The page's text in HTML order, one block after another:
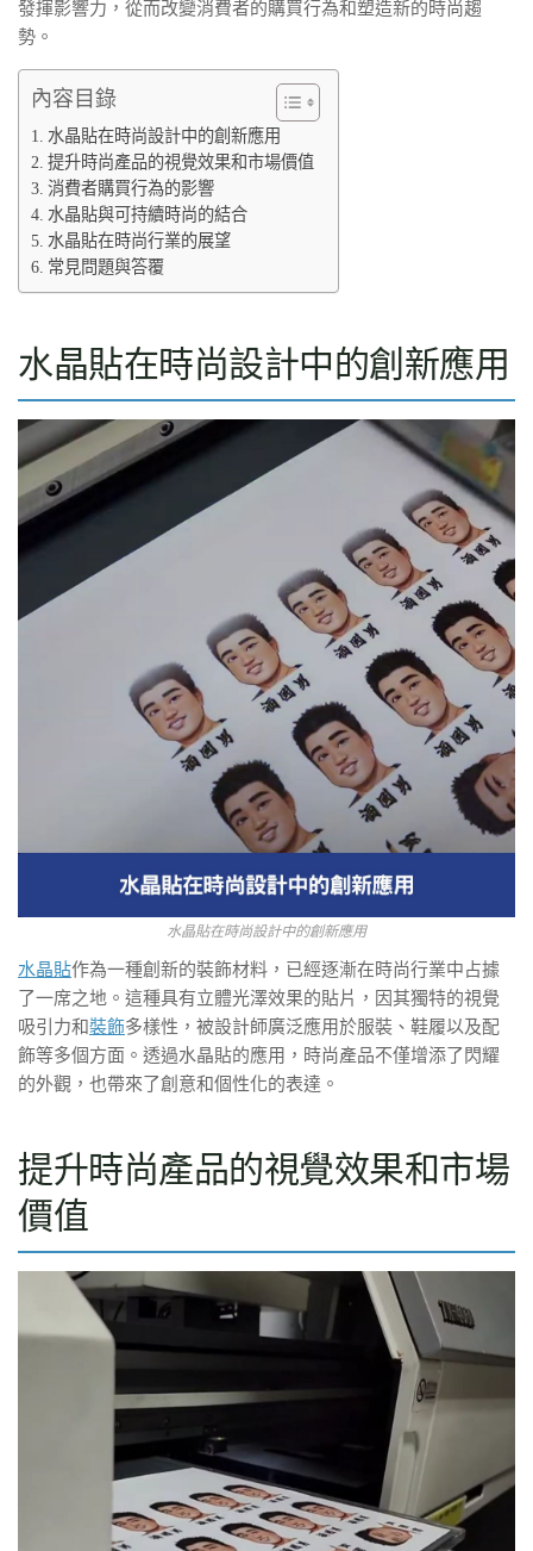
發揮影響力，從而改變消費者的購買行為和塑造新的時尚趨
勢。
內容目錄
水晶貼在時尚設計中的創新應用
提升時尚產品的視覺效果和市場價值
消費者購買行為的影響
水晶貼與可持續時尚的結合
水晶貼在時尚行業的展望
常見問題與答覆
水晶貼在時尚設計中的創新應用
水晶貼在時尚設計中的創新應用
水晶貼作為一種創新的裝飾材料，已經逐漸在時尚行業中占據
了一席之地。這種具有立體光澤效果的貼片，因其獨特的視覺
吸引力和裝飾多樣性，被設計師廣泛應用於服裝、鞋履以及配
飾等多個方面。透過水晶貼的應用，時尚產品不僅增添了閃耀
的外觀，也帶來了創意和個性化的表達。
提升時尚產品的視覺效果和市場
價值